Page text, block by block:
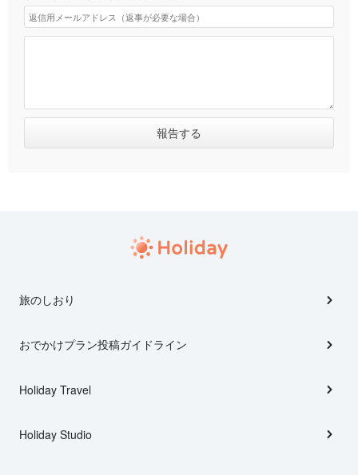
旅のしおり
おでかけプラン投稿ガイドライン
Holiday Travel
Holiday Studio